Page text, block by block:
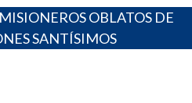
OBLATOS DE
SANTÍSIMOS